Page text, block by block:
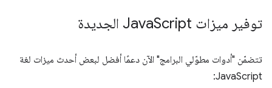
توفير ميزات Java Script الجديدة
تتضمّن "أدوات مطوّلي البرامج" الآن دعمًا أفضل لبعض أحدث ميزات لغة
JavaScript: